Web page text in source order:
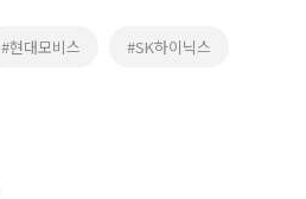
#현대모비스 #SK하이닉스